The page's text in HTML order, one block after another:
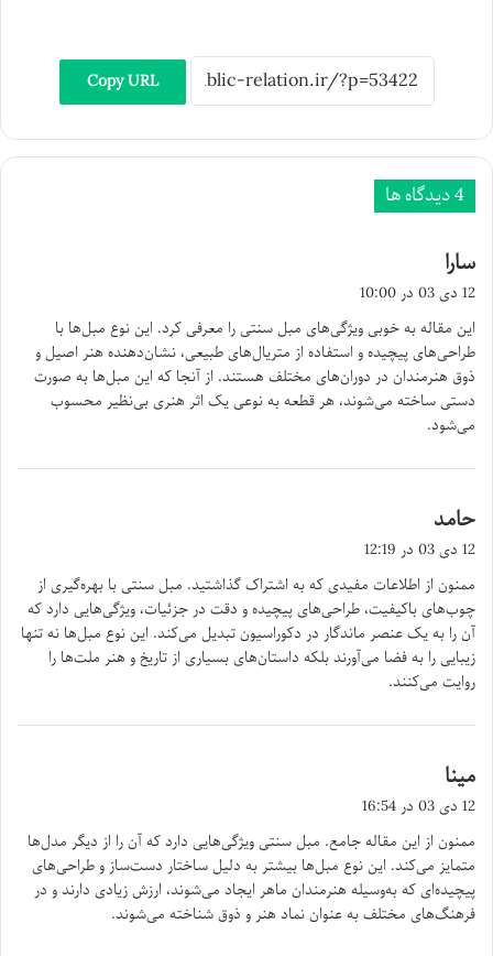
Copy URL
‫4 دیدگاه ها
سارا
ت
:
12 دی 03 در 10:00
این مقاله به خوبی ویژگی‌های مبل سنتی را معرفی کرد. این نوع مبل‌ها با
طراحی‌های پیچیده و استفاده از متریال‌های طبیعی، نشان‌دهنده هنر اصیل و
ذوق هنرمندان در دوران‌های مختلف هستند. از آنجا که این مبل‌ها به صورت
دستی ساخته می‌شوند، هر قطعه به نوعی یک اثر هنری بی‌نظیر محسوب
می‌شود.
حامد
ف
:
12 دی 03 در 12:19
ممنون از اطلاعات مفیدی که به اشتراک گذاشتید. مبل سنتی با بهره‌گیری از
چوب‌های باکیفیت، طراحی‌های پیچیده و دقت در جزئیات، ویژگی‌هایی دارد که
آن را به یک عنصر ماندگار در دکوراسیون تبدیل می‌کند. این نوع مبل‌ها نه تنها
زیبایی را به فضا می‌آورند بلکه داستان‌های بسیاری از تاریخ و هنر ملت‌ها را
روایت می‌کنند.
مینا
ت
:
12 دی 03 در 16:54
ممنون از این مقاله جامع. مبل سنتی ویژگی‌هایی دارد که آن را از دیگر مدل‌ها
متمایز می‌کند. این نوع مبل‌ها بیشتر به دلیل ساختار دست‌ساز و طراحی‌های
پیچیده‌ای که به‌وسیله هنرمندان ماهر ایجاد می‌شوند، ارزش زیادی دارند و در
فرهنگ‌های مختلف به عنوان نماد هنر و ذوق شناخته می‌شوند.